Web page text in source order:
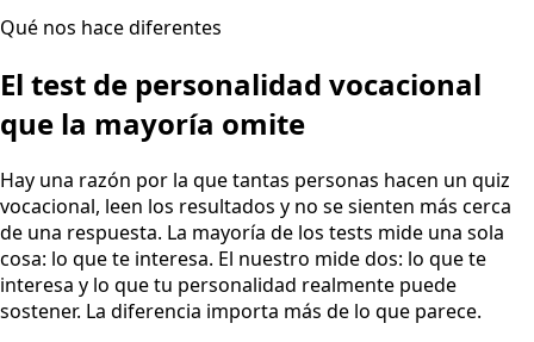
Qué nos hace diferentes
El test de personalidad vocacional
que la mayoría omite
Hay una razón por la que tantas personas hacen un quiz
vocacional, leen los resultados y no se sienten más cerca
de una respuesta. La mayoría de los tests mide una sola
cosa: lo que te interesa. El nuestro mide dos: lo que te
interesa y lo que tu personalidad realmente puede
sostener. La diferencia importa más de lo que parece.